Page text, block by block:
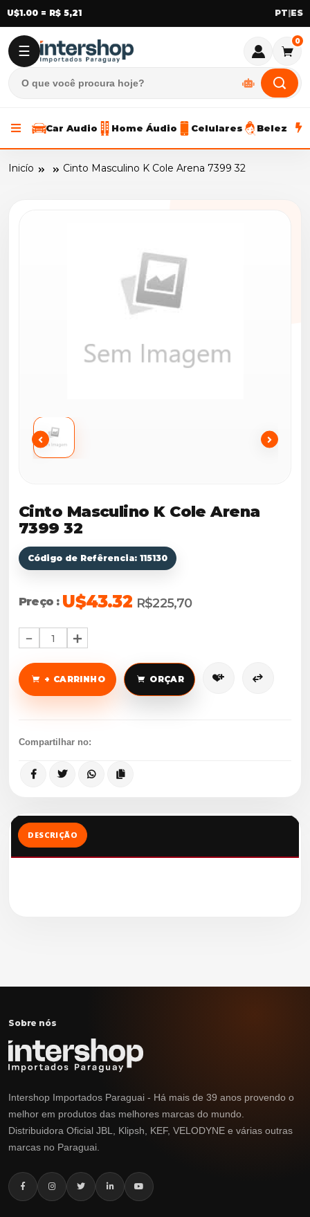
U$1.00 = R$ 5,21 |
☰
0
Car Audio Home Áudio Celulares Beleza
Inicío Cinto Masculino K Cole Arena 7399 32
Cinto Masculino K Cole Arena
7399 32
Código de Refêrencia: 115130
Preço : U$43.32 R$225,70
1
+ CARRINHO ORÇAR
Compartilhar no:
DESCRIÇÃO
Sobre nós
Intershop Importados Paraguai - Há mais de 39 anos provendo o
melhor em produtos das melhores marcas do mundo.
Distribuidora Oficial JBL, Klipsh, KEF, VELODYNE e várias outras
marcas no Paraguai.